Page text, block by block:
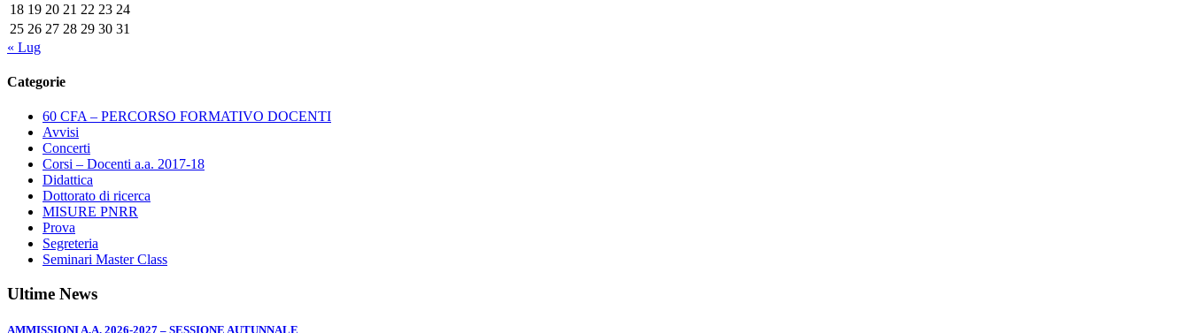
18 19 20 21 22 23 24
25 26 27 28 29 30 31
« Lug
Categorie
60 CFA – PERCORSO FORMATIVO DOCENTI
Avvisi
Concerti
Corsi – Docenti a.a. 2017-18
Didattica
Dottorato di ricerca
MISURE PNRR
Prova
Segreteria
Seminari Master Class
Ultime News
AMMISSIONI A.A. 2026-2027 – SESSIONE AUTUNNALE